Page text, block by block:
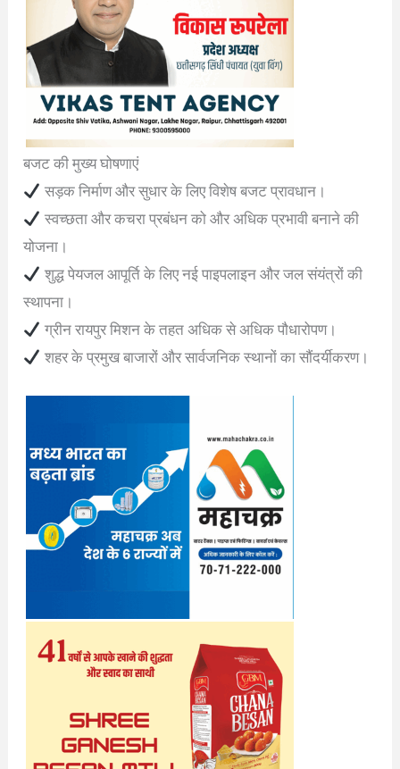
बजट की मुख्य घोषणाएं
सड़क निर्माण और सुधार के लिए विशेष बजट प्रावधान।
स्वच्छता और कचरा प्रबंधन को और अधिक प्रभावी बनाने की
योजना।
शुद्ध पेयजल आपूर्ति के लिए नई पाइपलाइन और जल संयंत्रों की
स्थापना।
ग्रीन रायपुर मिशन के तहत अधिक से अधिक पौधारोपण।
शहर के प्रमुख बाजारों और सार्वजनिक स्थानों का सौंदर्यीकरण।